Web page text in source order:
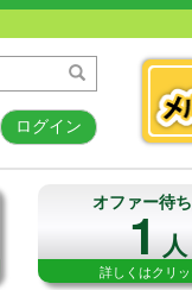
ログイン
オファー待
1人
詳しくはクリ